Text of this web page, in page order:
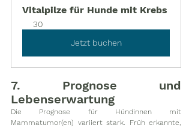
Vitalpilze für Hunde mit Krebs
30
Jetzt buchen
7. Prognose und
Lebenserwartung
Die Prognose für Hündinnen mit
Mammatumor(en) variiert stark. Früh erkannte,